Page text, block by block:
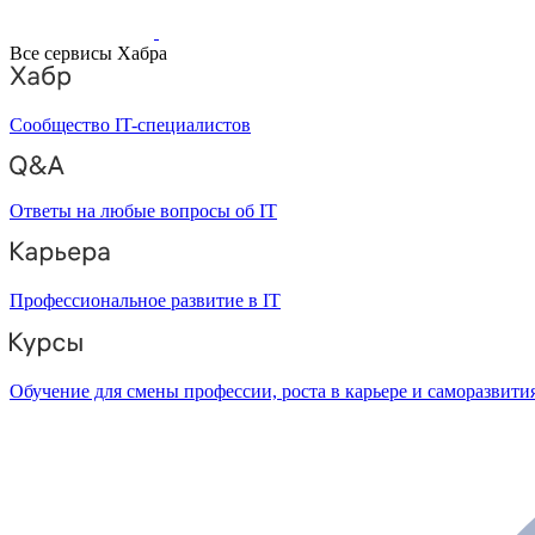
Все сервисы Хабра
Сообщество IT-специалистов
Ответы на любые вопросы об IT
Профессиональное развитие в IT
Обучение для смены профессии, роста в карьере и